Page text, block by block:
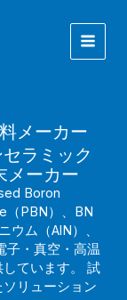
メーカー
ラミック
メーカー
Boron
（PBN）、BN
ウム（AlN）、
子・真空・高温
ています。 試
リューション